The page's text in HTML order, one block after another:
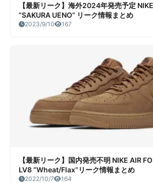
【最新リーク】海外2024年発売予定
“SAKURA UENO” リーク情報まとめ
2023/9/10 167
【最新リーク】国内発売不明 NIKE AIR
LV8 “Wheat/Flax”リーク情報まとめ
2022/10/7 164